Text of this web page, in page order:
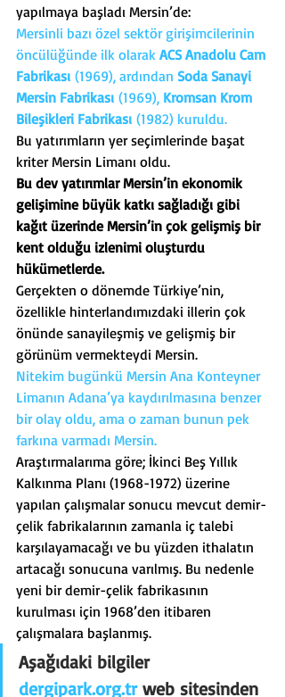
yapılmaya başladı Mersin’de:
Mersinli bazı özel sektör girişimcilerinin
öncülüğünde ilk olarak ACS Anadolu Cam
Fabrikası (1969), ardından Soda Sanayi
Mersin Fabrikası (1969), Kromsan Krom
Bileşikleri Fabrikası (1982) kuruldu.
Bu yatırımların yer seçimlerinde başat
kriter Mersin Limanı oldu.
Bu dev yatırımlar Mersin’in ekonomik
gelişimine büyük katkı sağladığı gibi
kağıt üzerinde Mersin’in çok gelişmiş bir
kent olduğu izlenimi oluşturdu
hükümetlerde.
Gerçekten o dönemde Türkiye’nin,
özellikle hinterlandımızdaki illerin çok
önünde sanayileşmiş ve gelişmiş bir
görünüm vermekteydi Mersin.
Nitekim bugünkü Mersin Ana Konteyner
Limanın Adana’ya kaydırılmasına benzer
bir olay oldu, ama o zaman bunun pek
farkına varmadı Mersin.
Araştırmalarıma göre; İkinci Beş Yıllık
Kalkınma Planı (1968-1972) üzerine
yapılan çalışmalar sonucu mevcut demir-
çelik fabrikalarının zamanla iç talebi
karşılayamacağı ve bu yüzden ithalatın
artacağı sonucuna varılmış. Bu nedenle
yeni bir demir-çelik fabrikasının
kurulması için 1968’den itibaren
çalışmalara başlanmış.
Aşağıdaki bilgiler
dergipark.org.tr web sitesinden